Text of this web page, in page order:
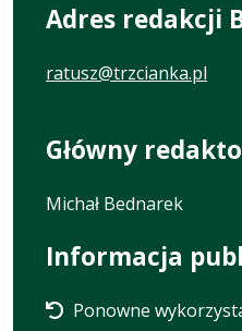
Adres redakcji
ratusz@trzcianka.pl
Główny
Michał Bednarek
Informacja
Ponowne